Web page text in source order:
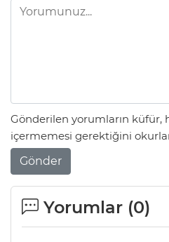
Gönderilen yorumların küfür,
içermemesi gerektiğini
Gönder
Yorumlar (0)